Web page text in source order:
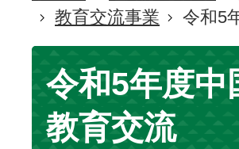
在
の
置
教育交流事業
令和5
令和5年度中
教育交流